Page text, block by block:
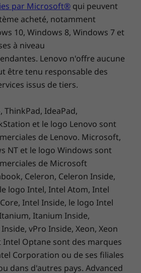
le X390 Yoga a été
avec un poids de
1,32 kg. Sa batterie vous
productif en permanence,
heures d’autonomie entre
quand il faut le recharger,
80 % de capacité avec
de charge ! Autre plus, la
vraiment n’importe
par Microsoft® qui peuvent
acheté, notamment
10, Windows 8, Windows 7 et
à niveau
Lenovo n'offre aucune
être tenu responsable des
issus de tiers.
ThinkPad, IdeaPad,
et le logo Lenovo sont
de Lenovo. Microsoft,
NT et le logo Windows sont
de Microsoft
Celeron, Celeron Inside,
logo Intel, Intel Atom, Intel
Intel Inside, le logo Intel
Itanium Inside,
vPro Inside, Xeon, Xeon
Intel Optane sont des marques
Corporation ou de ses filiales
dans d'autres pays. Advanced